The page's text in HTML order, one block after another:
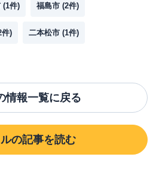
(1件) 福島市 (2件)
件) 二本松市 (1件)
情報一覧に戻る
の記事を読む